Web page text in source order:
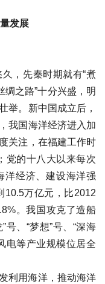
发展
，先秦时期就有“煮
绸之路”十分兴盛，明
举。新中国成立后，
我国海洋经济进入加
关注，在福建工作时
党的十八大以来每次
洋经济、建设海洋强
10.5万亿元，比2012
。我国攻克了造船
号、“梦想”号、“深海
电等产业规模位居全
利用海洋，推动海洋